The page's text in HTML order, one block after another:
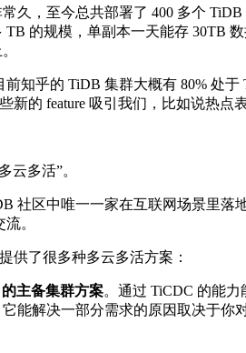
久，至今总共部署了 400 多个
TB 的规模，单副本一天能存 30TB
知乎的 TiDB 集群大概有 80% 处
新的 feature 吸引我们，比如说热
云多活”。
社区中唯一一家在互联网场景里
。
供了很多种多云多活方案：
主备集群方案。通过 TiCDC 的能力
能解决一部分需求的原因取决于